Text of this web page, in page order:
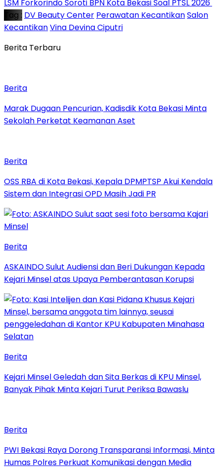
‎LSM Forkorindo Soroti BPN Kota Bekasi Soal PTSL 2026 ‎
Tag : DV Beauty Center Perawatan KecantikanSalon
KecantikanVina Devina Ciputri
Berita Terbaru
Berita
‎Marak Dugaan Pencurian, Kadisdik Kota Bekasi Minta
Sekolah Perketat Keamanan Aset
Berita
‎OSS RBA di Kota Bekasi, Kepala DPMPTSP Akui Kendala
Sistem dan Integrasi OPD Masih Jadi PR
Berita
ASKAINDO Sulut Audiensi dan Beri Dukungan Kepada
Kejari Minsel atas Upaya Pemberantasan Korupsi
Berita
Kejari Minsel Geledah dan Sita Berkas di KPU Minsel,
Banyak Pihak Minta Kejari Turut Periksa Bawaslu
Berita
PWI Bekasi Raya Dorong Transparansi Informasi, Minta
Humas Polres Perkuat Komunikasi dengan Media